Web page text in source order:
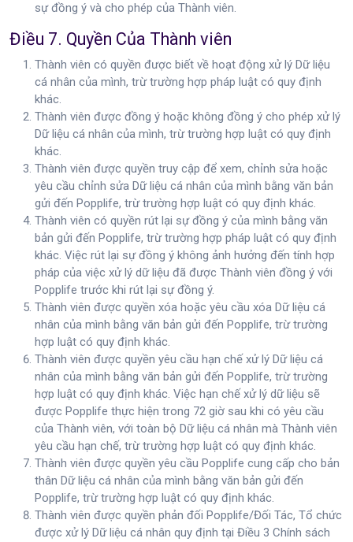
sự đồng ý và cho phép của Thành viên.
Điều 7. Quyền Của Thành viên
Thành viên có quyền được biết về hoạt động xử lý Dữ liệu
cá nhân của mình, trừ trường hợp pháp luật có quy định
khác.
Thành viên được đồng ý hoặc không đồng ý cho phép xử lý
Dữ liệu cá nhân của mình, trừ trường hợp luật có quy định
khác.
Thành viên được quyền truy cập để xem, chỉnh sửa hoặc
yêu cầu chỉnh sửa Dữ liệu cá nhân của mình bằng văn bản
gửi đến Popplife, trừ trường hợp luật có quy định khác.
Thành viên có quyền rút lại sự đồng ý của mình bằng văn
bản gửi đến Popplife, trừ trường hợp pháp luật có quy định
khác. Việc rút lại sự đồng ý không ảnh hưởng đến tính hợp
pháp của việc xử lý dữ liệu đã được Thành viên đồng ý với
Popplife trước khi rút lại sự đồng ý.
Thành viên được quyền xóa hoặc yêu cầu xóa Dữ liệu cá
nhân của mình bằng văn bản gửi đến Popplife, trừ trường
hợp luật có quy định khác.
Thành viên được quyền yêu cầu hạn chế xử lý Dữ liệu cá
nhân của mình bằng văn bản gửi đến Popplife, trừ trường
hợp luật có quy định khác. Việc hạn chế xử lý dữ liệu sẽ
được Popplife thực hiện trong 72 giờ sau khi có yêu cầu
của Thành viên, với toàn bộ Dữ liệu cá nhân mà Thành viên
yêu cầu hạn chế, trừ trường hợp luật có quy định khác.
Thành viên được quyền yêu cầu Popplife cung cấp cho bản
thân Dữ liệu cá nhân của mình bằng văn bản gửi đến
Popplife, trừ trường hợp luật có quy định khác.
Thành viên được quyền phản đối Popplife/Đối Tác, Tổ chức
được xử lý Dữ liệu cá nhân quy định tại Điều 3 Chính sách